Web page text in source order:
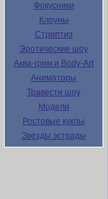
Фокусники
Клоуны
Стриптиз
Эротические шоу
Аква-грим и Body-Art
Аниматоры
Травести шоу
Модели
Ростовые куклы
Звезды эстрады